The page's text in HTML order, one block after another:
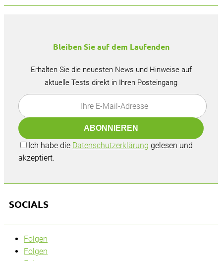
Bleiben Sie auf dem Laufenden
Erhalten Sie die neuesten News und Hinweise auf
aktuelle Tests direkt in Ihren Posteingang
Ich habe die Datenschutzerklärung gelesen und
akzeptiert.
SOCIALS
Folgen
Folgen